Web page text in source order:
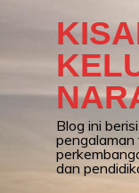
Blog ini
dan